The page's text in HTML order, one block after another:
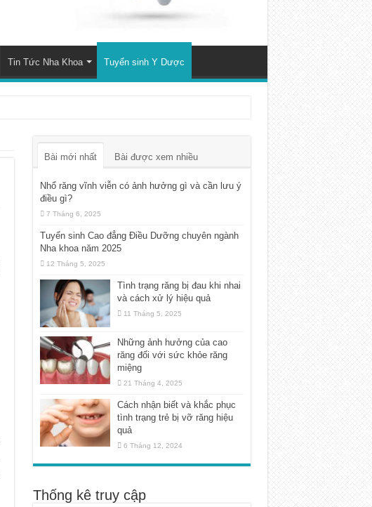
Tin Tức Nha Khoa Tuyển sinh Y Dược
Bài mới nhất Bài được xem nhiều
Nhổ răng vĩnh viễn có ảnh hưởng gì và cần lưu ý
điều gì?
7 Tháng 6, 2025
Tuyển sinh Cao đẳng Điều Dưỡng chuyên ngành
Nha khoa năm 2025
12 Tháng 5, 2025
Tình trạng răng bị đau khi nhai
và cách xử lý hiệu quả
11 Tháng 5, 2025
Những ảnh hưởng của cao
răng đối với sức khỏe răng
miệng
21 Tháng 4, 2025
Cách nhận biết và khắc phục
tình trạng trẻ bị vỡ răng hiệu
quả
6 Tháng 12, 2024
Thống kê truy cập